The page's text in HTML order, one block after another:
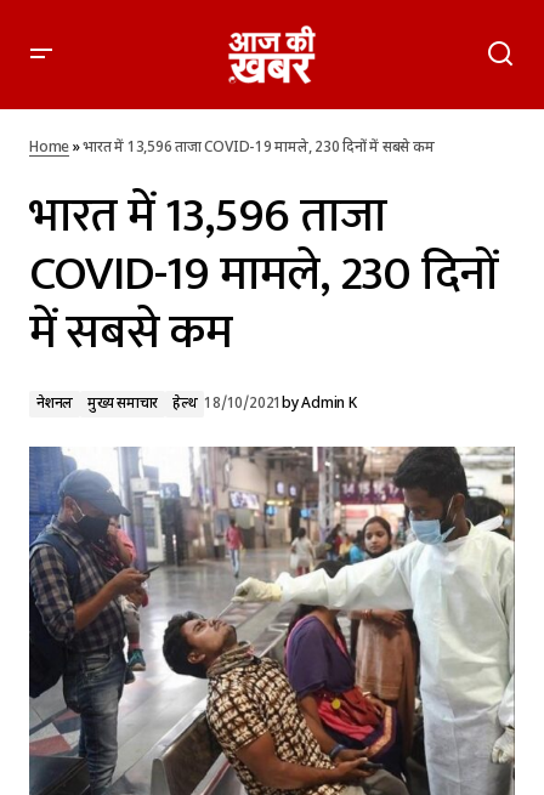
भारत में 13,596 ताजा COVID-19 मामले, 230 दिनों में सबसे कम
Home»भारत में 13,596 ताजा COVID-19 मामले, 230 दिनों में सबसे कम
भारत में 13,596 ताजा
COVID-19 मामले, 230 दिनों
में सबसे कम
नेशनल मुख्य समाचार हेल्थ 18/10/2021byAdmin K